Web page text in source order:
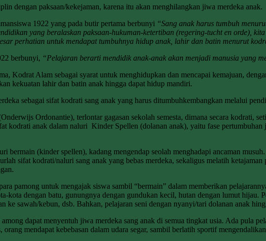
dengan paksaan/kekejaman, karena itu akan menghilangkan jiwa merdeka anak.
1922 yang pada butir pertama berbunyi “Sang anak harus tumbuh
yang beralaskan paksaan-hukuman-ketertiban (regering-tucht en orde),
perhatian untuk mendapat tumbuhnya hidup anak, lahir dan batin menurut
berbunyi, “Pelajaran berarti mendidik anak-anak akan menjadi manusia yang
Kodrat Alam sebagai syarat untuk menghidupkan dan mencapai kemajuan,
kekuatan lahir dan batin anak hingga dapat hidup mandiri.
sebagai sifat kodrati sang anak yang harus ditumbuhkembangkan melalui
Ordonantie), terlontar gagasan sekolah semesta, dimana secara kodrati,
kodrati anak dalam naluri Kinder Spellen (dolanan anak), yaitu fase
bermain (kinder spellen), kadang mengendap seolah menghadapi ancaman
sifat kodrati/naluri sang anak yang bebas merdeka, sekaligus melatih
pamong untuk mengajak siswa sambil “bermain” dalam memberikan
kota dengan batu, gunungnya dengan gundukan kecil, hutan dengan lumut
ke sawah/kebun, dsb. Bahkan, pelajaran seni dengan nyanyi/tari dolanan anak
dapat menyentuh jiwa merdeka sang anak di semua tingkat usia. Ada pula
orang mendapat kebebasan dalam udara segar, sambil berlatih sportif